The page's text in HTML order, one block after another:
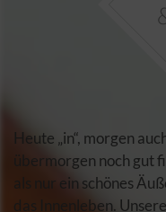
Heute „in“, morgen
übermorgen noch gut
als nur ein schönes
das Innenleben.